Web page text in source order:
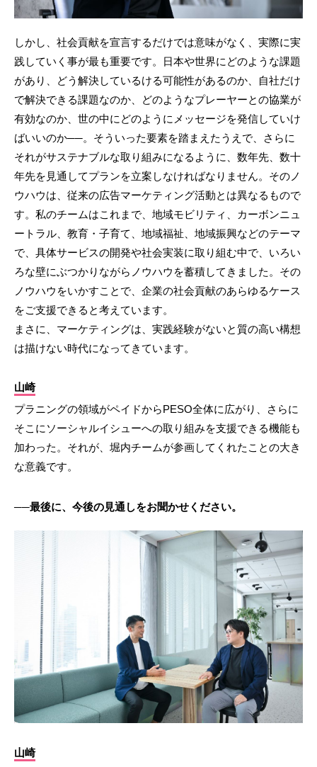
しかし、社会貢献を宣言するだけでは意味がなく、実際に実
践していく事が最も重要です。日本や世界にどのような課題
があり、どう解決しているける可能性があるのか、自社だけ
で解決できる課題なのか、どのようなプレーヤーとの協業が
有効なのか、世の中にどのようにメッセージを発信していけ
ばいいのか──。そういった要素を踏まえたうえで、さらに
それがサステナブルな取り組みになるように、数年先、数十
年先を見通してプランを立案しなければなりません。そのノ
ウハウは、従来の広告マーケティング活動とは異なるもので
す。私のチームはこれまで、地域モビリティ、カーボンニュ
ートラル、教育・子育て、地域福祉、地域振興などのテーマ
で、具体サービスの開発や社会実装に取り組む中で、いろい
ろな壁にぶつかりながらノウハウを蓄積してきました。その
ノウハウをいかすことで、企業の社会貢献のあらゆるケース
をご支援できると考えています。
まさに、マーケティングは、実践経験がないと質の高い構想
は描けない時代になってきています。
山崎
プラニングの領域がペイドからPESO全体に広がり、さらに
そこにソーシャルイシューへの取り組みを支援できる機能も
加わった。それが、堀内チームが参画してくれたことの大き
な意義です。
──最後に、今後の見通しをお聞かせください。
山崎